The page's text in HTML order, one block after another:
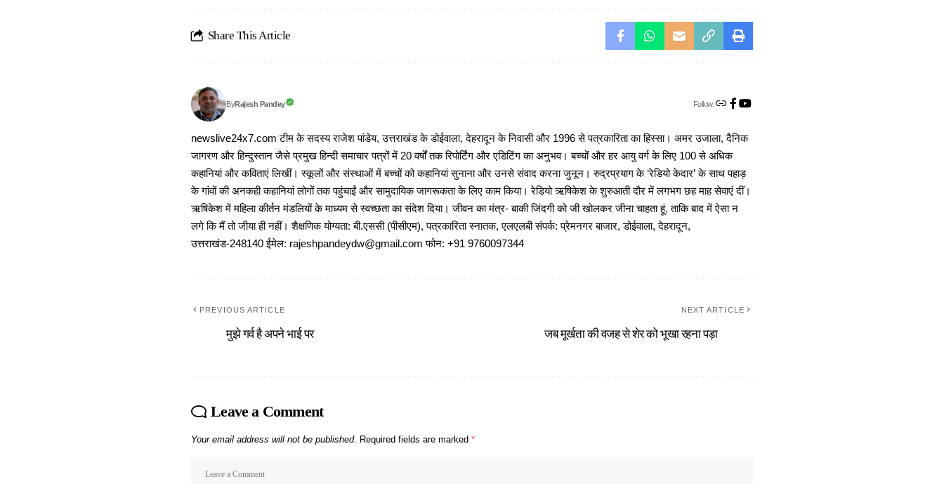
Share This Article
ByRajesh Pandey Follow:
newslive24x7.com टीम के सदस्य राजेश पांडेय, उत्तराखंड के डोईवाला, देहरादून के निवासी और 1996 से पत्रकारिता का हिस्सा। अमर उजाला, दैनिक
जागरण और हिन्दुस्तान जैसे प्रमुख हिन्दी समाचार पत्रों में 20 वर्षों तक रिपोर्टिंग और एडिटिंग का अनुभव। बच्चों और हर आयु वर्ग के लिए 100 से अधिक
कहानियां और कविताएं लिखीं। स्कूलों और संस्थाओं में बच्चों को कहानियां सुनाना और उनसे संवाद करना जुनून। रुद्रप्रयाग के ‘रेडियो केदार’ के साथ पहाड़
के गांवों की अनकही कहानियां लोगों तक पहुंचाईं और सामुदायिक जागरूकता के लिए काम किया। रेडियो ऋषिकेश के शुरुआती दौर में लगभग छह माह सेवाएं दीं।
ऋषिकेश में महिला कीर्तन मंडलियों के माध्यम से स्वच्छता का संदेश दिया। जीवन का मंत्र- बाकी जिंदगी को जी खोलकर जीना चाहता हूं, ताकि बाद में ऐसा न
लगे कि मैं तो जीया ही नहीं। शैक्षणिक योग्यता: बी.एससी (पीसीएम), पत्रकारिता स्नातक, एलएलबी संपर्क: प्रेमनगर बाजार, डोईवाला, देहरादून,
उत्तराखंड-248140 ईमेल: rajeshpandeydw@gmail.com फोन: +91 9760097344
PREVIOUS ARTICLE
मुझे गर्व है अपने भाई पर
NEXT ARTICLE
जब मूर्खता की वजह से शेर को भूखा रहना पड़ा
Leave a Comment
Your email address will not be published. Required fields are marked *